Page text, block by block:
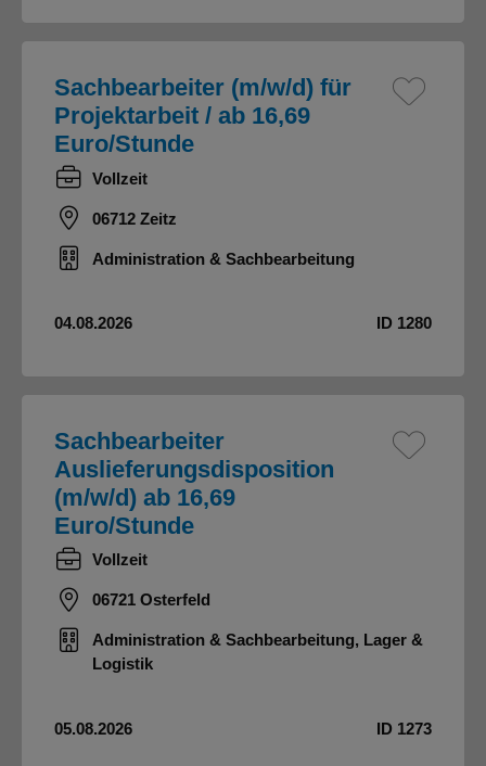
Sachbearbeiter (m/w/d) für
Projektarbeit / ab 16,69
Euro/Stunde
Vollzeit
06712 Zeitz
Administration & Sachbearbeitung
04.08.2026 ID 1280
Sachbearbeiter
Auslieferungsdisposition
(m/w/d) ab 16,69
Euro/Stunde
Vollzeit
06721 Osterfeld
Administration & Sachbearbeitung, Lager &
Logistik
05.08.2026 ID 1273